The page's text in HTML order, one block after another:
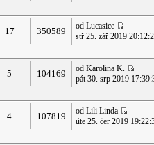
17 350589
od Lucasice
stř 25. zář 2019
5 104169
od Karolina K.
pát 30. srp 2019
4 107819
od Lili Linda
úte 25. čer 2019